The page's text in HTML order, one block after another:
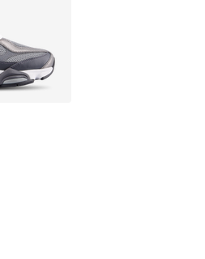
[4 sur 5 étoiles], 16
prix est passé de $195.00 à